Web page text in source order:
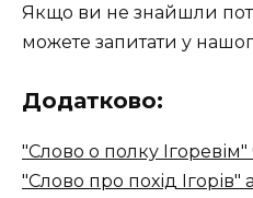
Якщо ви не знайшли
можете запитати у
Додатково:
"Слово о полку
"Слово про похід Ігорів"